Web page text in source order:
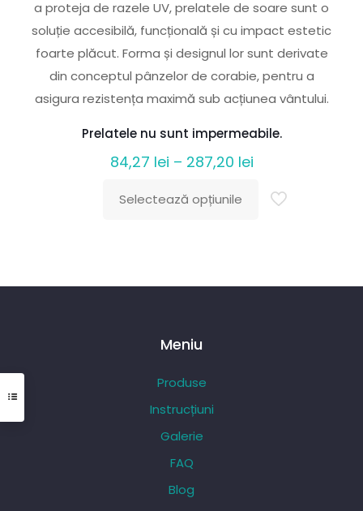
a proteja de razele UV, prelatele de soare sunt o
soluție accesibilă, funcțională și cu impact estetic
foarte plăcut. Forma și designul lor sunt derivate
din conceptul pânzelor de corabie, pentru a
asigura rezistența maximă sub acțiunea vântului.
Prelatele nu sunt impermeabile.
84,27 lei – 287,20 leiInterval
prețuri:
Selectează opțiunile
Acest
Meniu
Produse
Instrucțiuni
Galerie
FAQ
Blog